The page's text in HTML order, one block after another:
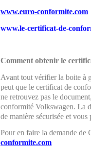
www.euro-conformite.com
www.le-certificat-de-
Comment obtenir le
Avant tout vérifier la boite à
peut que le certificat de
ne retrouvez pas le
conformité Volkswagen. La
de manière sécurisée et
Pour en faire la demande
conformite.com